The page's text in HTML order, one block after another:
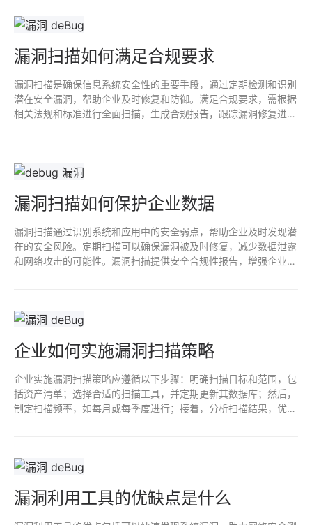
漏洞扫描如何满足合规要求
漏洞扫描是确保信息系统安全性的重要手段，通过定期检测和识别
潜在安全漏洞，帮助企业及时修复和防御。满足合规要求，需根据
相关法规和标准进行全面扫描，生成合规报告，跟踪漏洞修复进
漏洞扫描如何保护企业数据
漏洞扫描通过识别系统和应用中的安全弱点，帮助企业及时发现潜
在的安全风险。定期扫描可以确保漏洞被及时修复，减少数据泄露
和网络攻击的可能性。漏洞扫描提供安全合规性报告，增强企业对
企业如何实施漏洞扫描策略
企业实施漏洞扫描策略应遵循以下步骤：明确扫描目标和范围，包
括资产清单；选择合适的扫描工具，并定期更新其数据库；然后，
制定扫描频率，如每月或每季度进行；接着，分析扫描结果，优先
漏洞利用工具的优缺点是什么